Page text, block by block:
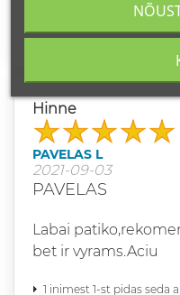
Hinne
PAVELAS L
2021-09-03
PAVELAS
Labai
bet ir vyrams.Aciu
1 inimest 1-st pidas seda